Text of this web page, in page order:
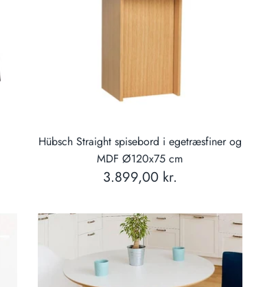
Hübsch Straight spisebord i egetræsfiner og
MDF Ø120x75 cm
3.899,00 kr.